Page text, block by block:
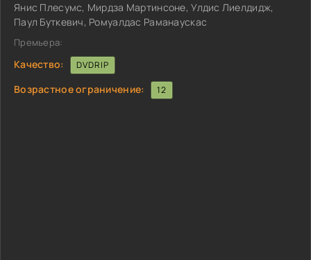
Янис Плесумс, Мирдза Мартинсоне, Улдис Лиелдидж,
Паул Буткевич, Ромуалдас Раманаускас
Премьера:
Качество: DVDRIP
Возрастное ограничение: 12